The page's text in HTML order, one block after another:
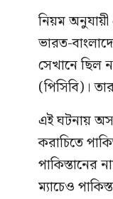
নিয়ম অনুযায়ী
ভারত-
সেখানে ছিল
(পিসিবি)।
এই ঘটনায়
করাচিতে
পাকিস্তানের
ম্যাচেও